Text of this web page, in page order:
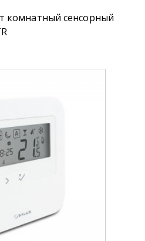
комнатный сенсорный